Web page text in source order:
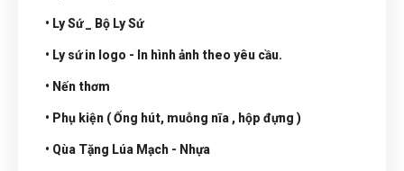
• Ly Sứ _ Bộ Ly Sứ
• Ly sứ in logo - In hình ảnh theo yêu cầu.
• Nến thơm
• Phụ kiện ( Ống hút, muỗng nĩa , hộp đựng )
• Qùa Tặng Lúa Mạch - Nhựa